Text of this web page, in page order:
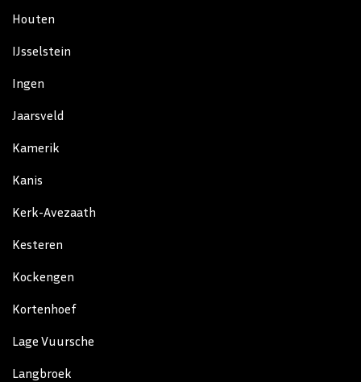
Houten
IJsselstein
Ingen
Jaarsveld
Kamerik
Kanis
Kerk-Avezaath
Kesteren
Kockengen
Kortenhoef
Lage Vuursche
Langbroek